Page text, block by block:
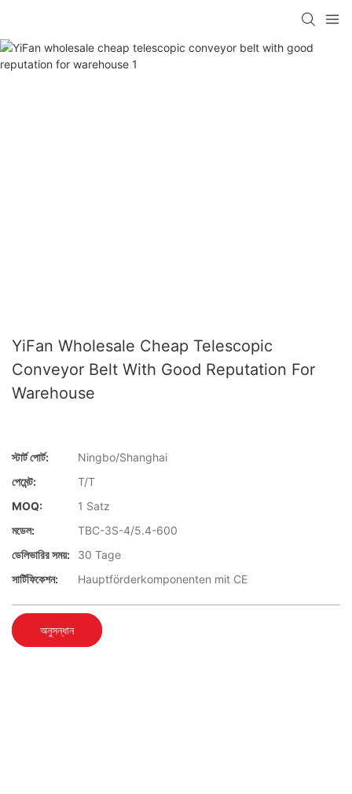
YiFan Wholesale Cheap Telescopic
Conveyor Belt With Good Reputation For
Warehouse
স্টার্ট পোর্ট:
Ningbo/Shanghai
পেমেন্ট:
T/T
MOQ:
1 Satz
মডেল:
TBC-3S-4/5.4-600
ডেলিভারির সময়:
30 Tage
সার্টিফিকেশন:
Hauptförderkomponenten mit CE
অনুসন্ধান